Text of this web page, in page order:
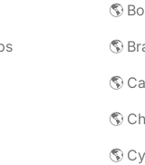
🌎
🌎
🌎
🌎
🌎